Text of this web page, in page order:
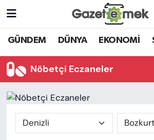
GÜNDEM DÜNYA EKONOMİ
Nöbetçi Eczaneler
DÜNYA
EKONOMİ
YENİ MEDYADA EMEK
GAZETECİLİĞİNİ GELİŞTİRMEK
Nöbetçi Eczaneler
Hava Durumu
Trafik Durumu